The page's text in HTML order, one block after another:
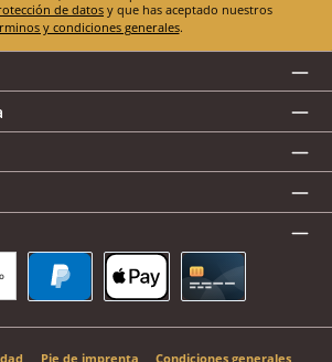
de datos
y condiciones generales.
Pie de imprenta Condiciones generales